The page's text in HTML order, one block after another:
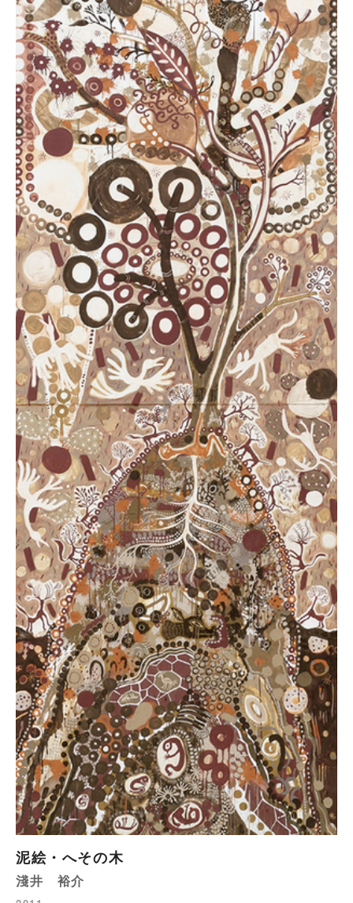
泥絵・へその木
淺井 裕介